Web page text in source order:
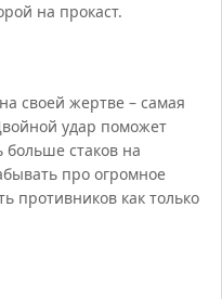
на прокаст.
своей жертве – самая
удар поможет
больше стаков на
про огромное
противников как только